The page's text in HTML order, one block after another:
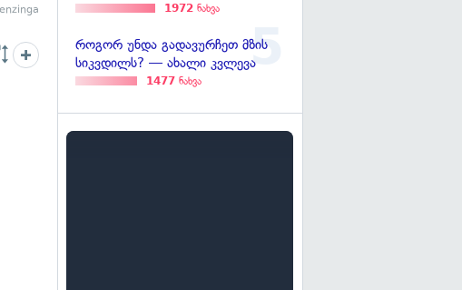
1972 ნახვა
როგორ უნდა გადავურჩეთ მზის
სიკვდილს? — ახალი კვლევა
1477 ნახვა